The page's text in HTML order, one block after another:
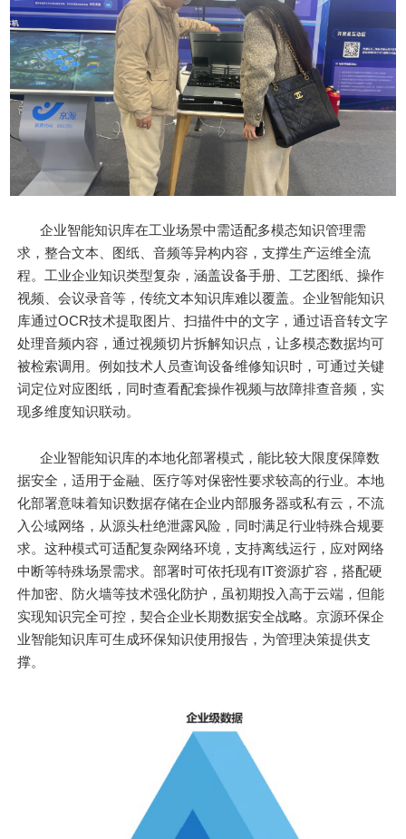
企业智能知识库在工业场景中需适配多模态知识管理需
求，整合文本、图纸、音频等异构内容，支撑生产运维全流
程。工业企业知识类型复杂，涵盖设备手册、工艺图纸、操作
视频、会议录音等，传统文本知识库难以覆盖。企业智能知识
库通过OCR技术提取图片、扫描件中的文字，通过语音转文字
处理音频内容，通过视频切片拆解知识点，让多模态数据均可
被检索调用。例如技术人员查询设备维修知识时，可通过关键
词定位对应图纸，同时查看配套操作视频与故障排查音频，实
现多维度知识联动。
企业智能知识库的本地化部署模式，能比较大限度保障数
据安全，适用于金融、医疗等对保密性要求较高的行业。本地
化部署意味着知识数据存储在企业内部服务器或私有云，不流
入公域网络，从源头杜绝泄露风险，同时满足行业特殊合规要
求。这种模式可适配复杂网络环境，支持离线运行，应对网络
中断等特殊场景需求。部署时可依托现有IT资源扩容，搭配硬
件加密、防火墙等技术强化防护，虽初期投入高于云端，但能
实现知识完全可控，契合企业长期数据安全战略。京源环保企
业智能知识库可生成环保知识使用报告，为管理决策提供支
撑。